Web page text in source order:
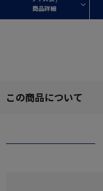
商品詳細
この商品について